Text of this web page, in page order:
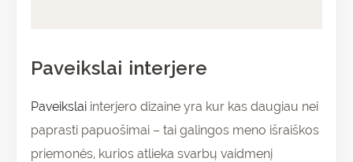
Paveikslai interjere
Paveikslai interjero dizaine yra kur kas daugiau nei
paprasti papuošimai – tai galingos meno išraiškos
priemonės, kurios atlieka svarbų vaidmenį